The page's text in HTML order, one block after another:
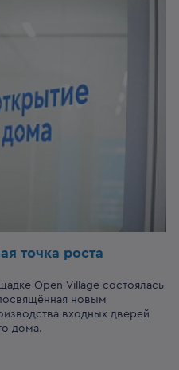
точка роста
Open Village состоялась
новым
входных дверей
дома.